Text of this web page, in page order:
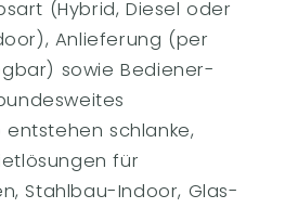
(Hybrid, Diesel oder
Anlieferung (per
sowie Bediener-
entstehen schlanke,
für
Stahlbau-Indoor, Glas-